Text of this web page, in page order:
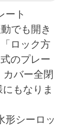
ート
でも開き
ロック方
のプレー
カバー全閉
もなりま
形シーロッ